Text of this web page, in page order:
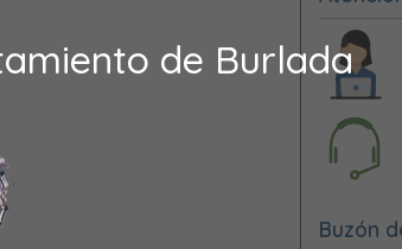
de Burlada
Buzón